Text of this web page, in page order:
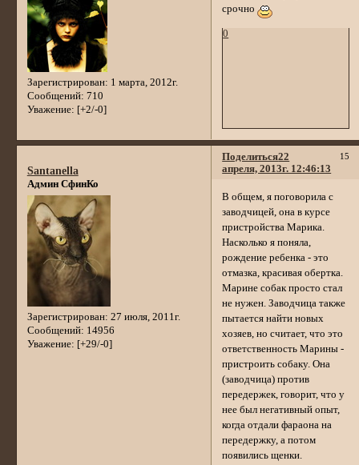
Зарегистрирован: 1 марта, 2012г.
Сообщений: 710
Уважение: [+2/-0]
срочно
0
Поделиться 15
22
апреля, 2013г. 12:46:13
Santanella
Админ СфинКо
Зарегистрирован: 27 июля, 2011г.
Сообщений: 14956
Уважение: [+29/-0]
В общем, я поговорила с
заводчицей, она в курсе
пристройства Марика.
Насколько я поняла,
рождение ребенка - это
отмазка, красивая обертка.
Марине собак просто стал
не нужен. Заводчица также
пытается найти новых
хозяев, но считает, что это
ответственность Марины -
пристроить собаку. Она
(заводчица) против
передержек, говорит, что у
нее был негативный опыт,
когда отдали фараона на
передержку, а потом
появились щенки.